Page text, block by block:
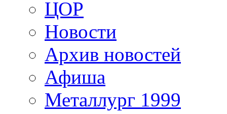
ЦОР
Новости
Архив новостей
Афиша
Металлург 1999